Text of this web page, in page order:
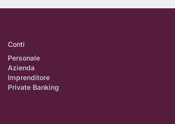
Conti
Personale
Azienda
Imprenditore
Private Banking